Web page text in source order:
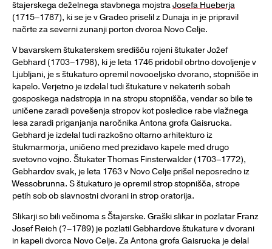
štajerskega deželnega stavbnega mojstraJosefa Hueberja
(1715–1787), ki se je v Gradec priselil z Dunaja in je pripravil
načrte za severni zunanji porton dvorca Novo Celje.
V bavarskem štukaterskem središču rojeni štukater Jožef
Gebhard (1703–1798), ki je leta 1746 pridobil obrtno dovoljenje v
Ljubljani, je s štukaturo opremil novoceljsko dvorano, stopnišče in
kapelo. Verjetno je izdelal tudi štukature v nekaterih sobah
gosposkega nadstropja in na stropu stopnišča, vendar so bile te
uničene zaradi povešenja stropov kot posledice rabe vlažnega
lesa zaradi priganjanja naročnika Antona grofa Gaisrucka.
Gebhard je izdelal tudi razkošno oltarno arhitekturo iz
štukmarmorja, uničeno med prezidavo kapele med drugo
svetovno vojno. Štukater Thomas Finsterwalder (1703–1772),
Gebhardov svak, je leta 1763 v Novo Celje prišel neposredno iz
Wessobrunna. S štukaturo je opremil strop stopnišča, strope
petih sob ob slavnostni dvorani in strop oratorija.
Slikarji so bili večinoma s Štajerske. Graški slikar in pozlatar Franz
Josef Reich (?–1789) je pozlatil Gebhardove štukature v dvorani
in kapeli dvorca Novo Celje. Za Antona grofa Gaisrucka je delal